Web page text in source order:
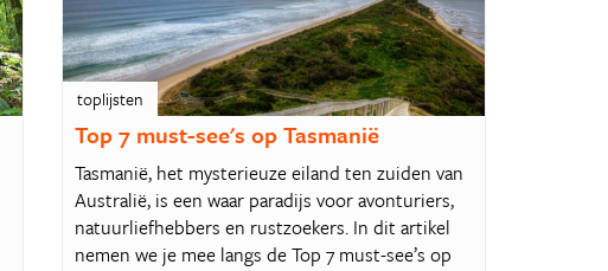
toplijsten
Top 7 must-see's op Tasmanië
Tasmanië, het mysterieuze eiland ten zuiden van
Australië, is een waar paradijs voor avonturiers,
natuurliefhebbers en rustzoekers. In dit artikel
nemen we je mee langs de Top 7 must-see’s op